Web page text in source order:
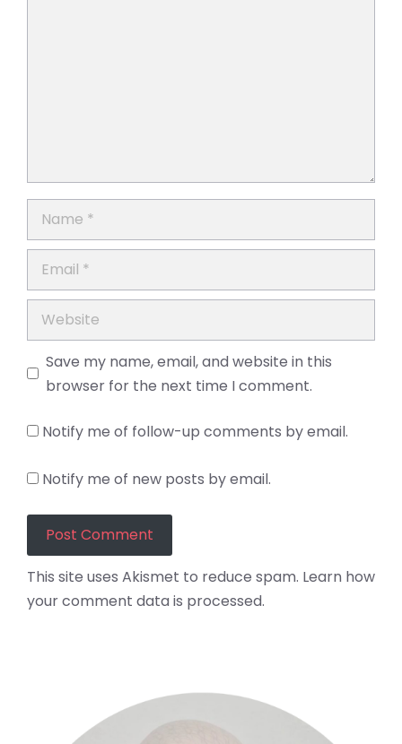
Name
Email
Website
Save my name, email, and website in this
browser for the next time I comment.
Notify me of follow-up comments by email.
Notify me of new posts by email.
This site uses Akismet to reduce spam. Learn how
your comment data is processed.